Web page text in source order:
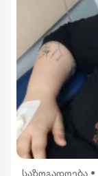
საზოგადოება •